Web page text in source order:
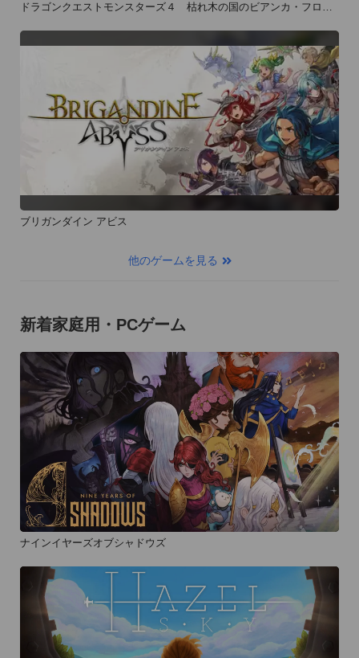
ドラゴンクエストモンスターズ４ 枯れ木の国のビアンカ・フロー
ブリガンダイン アビス
他のゲームを見る
新着家庭用・PCゲーム
ナインイヤーズオブシャドウズ